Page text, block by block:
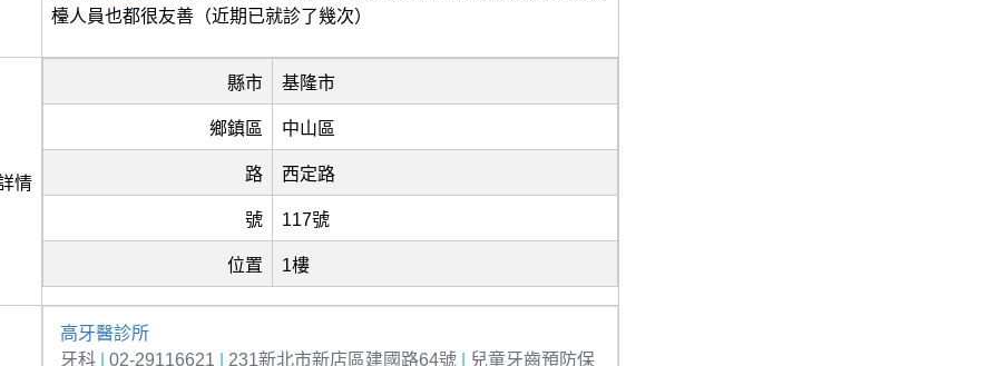
檯人員也都很友善（近期已就診了幾次）
情
縣市 基隆市
鄉鎮區 中山區
路 西定路
號 117號
位置 1樓
高牙醫診所
牙科
02-29116621 231新北市新店區建國路64號
兒童牙齒預防保